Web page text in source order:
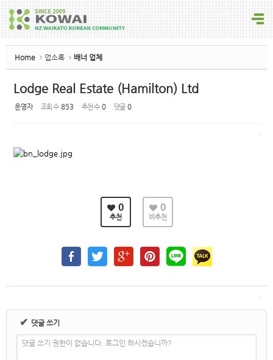
Home 업소록 배너 업체
Lodge Real Estate (Hamilton) Ltd
운영자 조회 수 853 추천 수 0 댓글 0
0
추천
0
비추천
✔ 댓글 쓰기
댓글 쓰기 권한이 없습니다. 로그인 하시겠습니까?
Sketchbook5, 스케치북5